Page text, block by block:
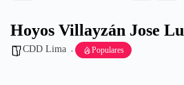
Hoyos Villayzán Jose
CDD Lima Populares